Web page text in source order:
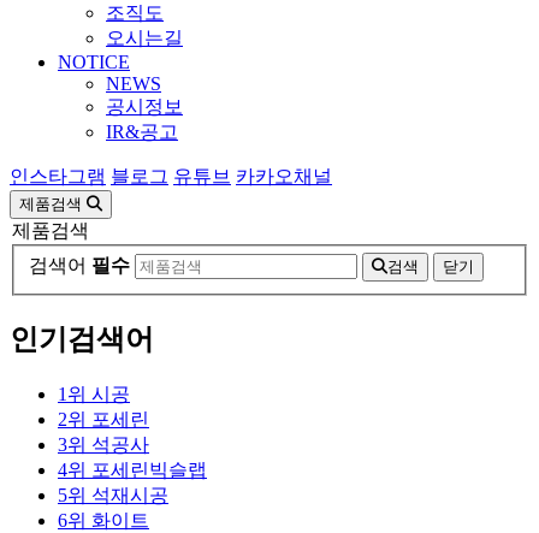
조직도
오시는길
NOTICE
NEWS
공시정보
IR&공고
인스타그램 블로그 유튜브 카카오채널
제품검색
제품검색
검색어 필수 검색 닫기
인기검색어
1 위 시공
2위 포세린
3위 석공사
4위 포세린빅슬랩
5위 석재시공
6위 화이트